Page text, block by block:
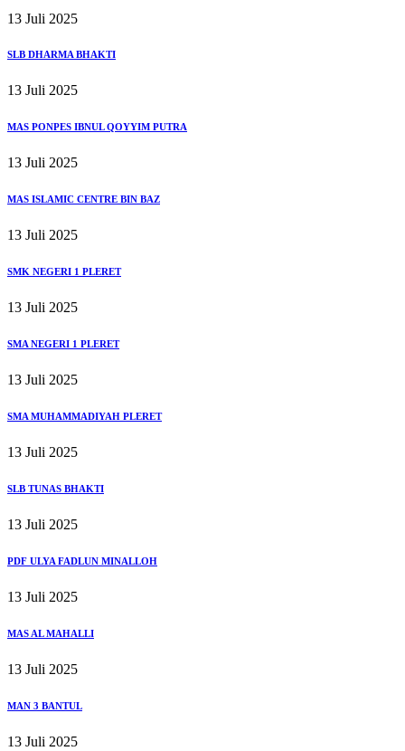
13 Juli 2025
SLB DHARMA BHAKTI
13 Juli 2025
MAS PONPES IBNUL QOYYIM PUTRA
13 Juli 2025
MAS ISLAMIC CENTRE BIN BAZ
13 Juli 2025
SMK NEGERI 1 PLERET
13 Juli 2025
SMA NEGERI 1 PLERET
13 Juli 2025
SMA MUHAMMADIYAH PLERET
13 Juli 2025
SLB TUNAS BHAKTI
13 Juli 2025
PDF ULYA FADLUN MINALLOH
13 Juli 2025
MAS AL MAHALLI
13 Juli 2025
MAN 3 BANTUL
13 Juli 2025